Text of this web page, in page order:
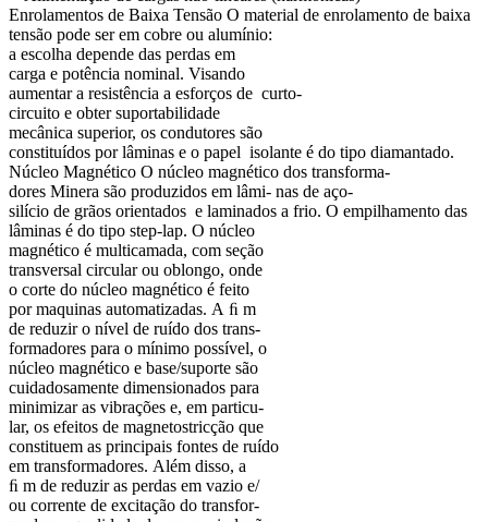
Enrolamentos de Baixa Tensão O material de enrolamento de baixa
tensão pode ser em cobre ou alumínio:
a escolha depende das perdas em
carga e potência nominal. Visando
aumentar a resistência a esforços de curto-
circuito e obter suportabilidade
mecânica superior, os condutores são
constituídos por lâminas e o papel isolante é do tipo diamantado.
Núcleo Magnético O núcleo magnético dos transforma-
dores Minera são produzidos em lâmi- nas de aço-
silício de grãos orientados e laminados a frio. O empilhamento das
lâminas é do tipo step-lap. O núcleo
magnético é multicamada, com seção
transversal circular ou oblongo, onde
o corte do núcleo magnético é feito
por maquinas automatizadas. A ﬁ m
de reduzir o nível de ruído dos trans-
formadores para o mínimo possível, o
núcleo magnético e base/suporte são
cuidadosamente dimensionados para
minimizar as vibrações e, em particu-
lar, os efeitos de magnetostricção que
constituem as principais fontes de ruído
em transformadores. Além disso, a
ﬁ m de reduzir as perdas em vazio e/
ou corrente de excitação do transfor-